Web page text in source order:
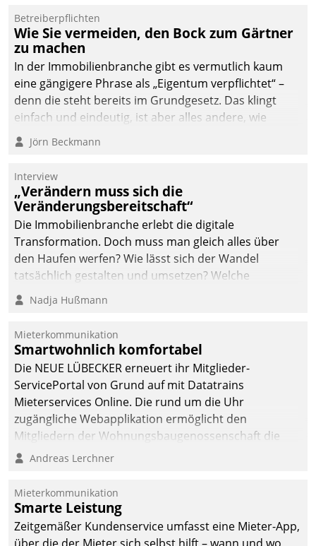
Betreiberpflichten
Wie Sie vermeiden, den Bock zum Gärtner
zu machen
In der Immobilienbranche gibt es vermutlich kaum
eine gängigere Phrase als „Eigentum verpflichtet“ –
denn die steht bereits im Grundgesetz. Das klingt
einfach und eindeutig, ist aber alles andere, wie
Branchenbeschäftigte wissen. Denn mit der
Verantwortung folgen Verpflichtungen.
Jörn Beckmann
Interview
„Verändern muss sich die
Veränderungsbereitschaft“
Die Immobilienbranche erlebt die digitale
Transformation. Doch muss man gleich alles über
den Haufen werfen? Wie lässt sich der Wandel
tatsächlich gestalten und umsetzen? Welche
Argumente zählen wirklich?
Nadja Hußmann
Mieterkommunikation
Smartwohnlich komfortabel
Die NEUE LÜBECKER erneuert ihr Mitglieder-
ServicePortal von Grund auf mit Datatrains
Mieterservices Online. Die rund um die Uhr
zugängliche Webapplikation ermöglicht den
Mitgliedern der Wohnungs­bau­genossenschaft die
Kontaktaufnahme per Smartphone, Tablet oder PC.
Andreas Lerchner
Mieterkommunikation
Smarte Leistung
Zeitgemäßer Kundenservice umfasst eine Mieter-App,